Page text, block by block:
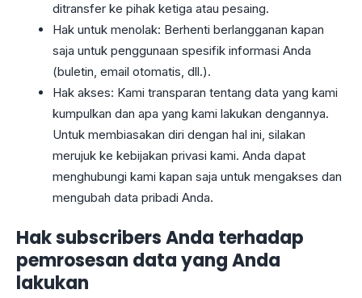
ditransfer ke pihak ketiga atau pesaing.
Hak untuk menolak: Berhenti berlangganan kapan
saja untuk penggunaan spesifik informasi Anda
(buletin, email otomatis, dll.).
Hak akses: Kami transparan tentang data yang kami
kumpulkan dan apa yang kami lakukan dengannya.
Untuk membiasakan diri dengan hal ini, silakan
merujuk ke kebijakan privasi kami. Anda dapat
menghubungi kami kapan saja untuk mengakses dan
mengubah data pribadi Anda.
Hak subscribers Anda terhadap
pemrosesan data yang Anda
lakukan